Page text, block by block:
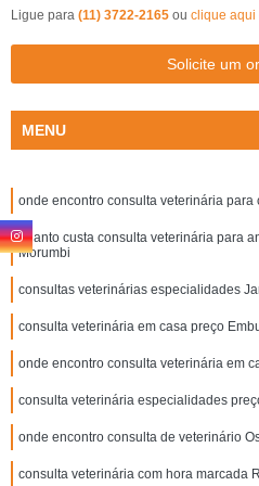
Ligue para (11) 3722-2165 ou clique aqui
Solicite um
MENU
onde encontro consulta veterinária para
quanto custa consulta veterinária para
Morumbi
consultas veterinárias especialidades
consulta veterinária em casa preço
onde encontro consulta veterinária em
consulta veterinária especialidades
onde encontro consulta de veterinário
consulta veterinária com hora marcada